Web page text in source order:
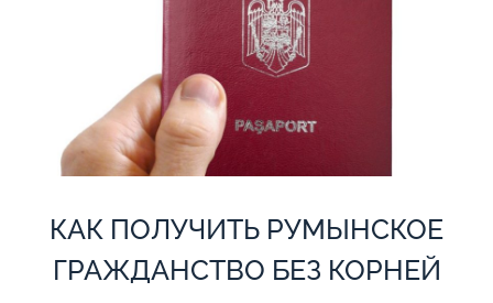
КАК ПОЛУЧИТЬ РУМЫНСКОЕ
ГРАЖДАНСТВО БЕЗ КОРНЕЙ